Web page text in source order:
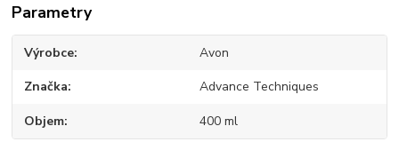
Parametry
Výrobce Avon
Značka Advance Techniques
Objem 400 ml